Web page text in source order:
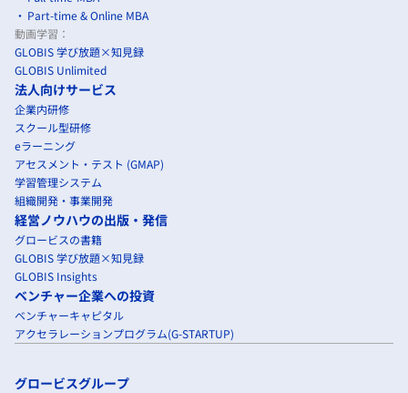
Part-time & Online MBA
動画学習：
GLOBIS 学び放題×知見録
GLOBIS Unlimited
法人向けサービス
企業内研修
スクール型研修
eラーニング
アセスメント・テスト (GMAP)
学習管理システム
組織開発・事業開発
経営ノウハウの出版・発信
グロービスの書籍
GLOBIS 学び放題×知見録
GLOBIS Insights
ベンチャー企業への投資
ベンチャーキャピタル
アクセラレーションプログラム(G-STARTUP)
グロービスグループ